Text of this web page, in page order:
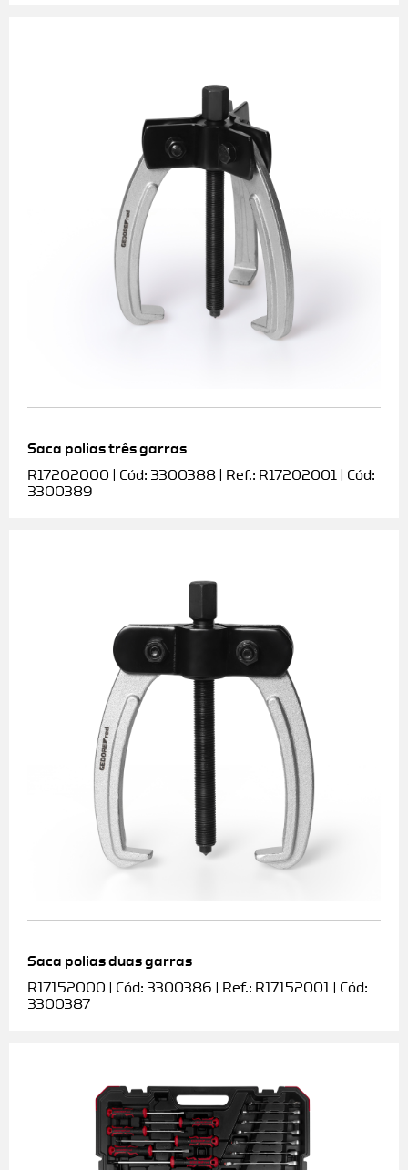
Saca polias três garras
R17202000 | Cód: 3300388 | Ref.: R17202001 | Cód:
3300389
Saca polias duas garras
R17152000 | Cód: 3300386 | Ref.: R17152001 | Cód:
3300387